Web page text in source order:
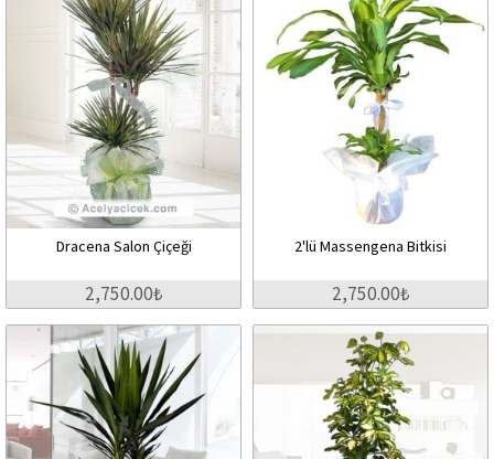
Dracena Salon Çiçeği
2,750.00₺
2'lü Massengena Bitkisi
2,750.00₺